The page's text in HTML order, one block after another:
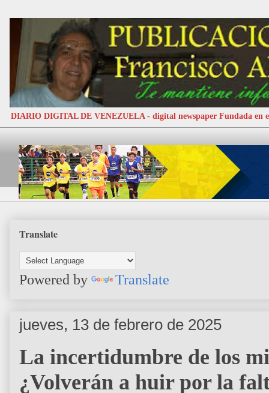
DIARIO DIGITAL DE VENEZUELA - digital newspaper Fundada en
Translate
Powered by Translate
jueves, 13 de febrero de 2025
La incertidumbre de los
¿Volverán a huir por la